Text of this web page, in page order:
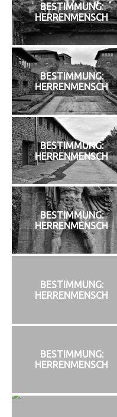
BESTIMMUNG:
HERRENMENSCH
BESTIMMUNG:
HERRENMENSCH
BESTIMMUNG:
HERRENMENSCH
BESTIMMUNG:
HERRENMENSCH
BESTIMMUNG:
HERRENMENSCH
BESTIMMUNG:
HERRENMENSCH